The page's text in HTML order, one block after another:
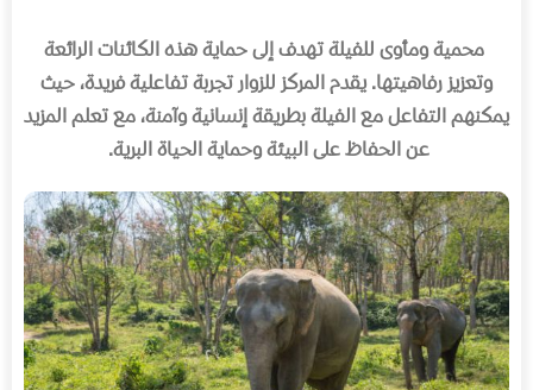
محمية ومأوى للفيلة تهدف إلى حماية هذه الكائنات الرائعة
وتعزيز رفاهيتها.يقدم المركز للزوار تجربة تفاعلية فريدة، حيث
يمكنهم التفاعل مع الفيلة بطريقة إنسانية وآمنة، مع تعلم المزيد
عن الحفاظ على البيئة وحماية الحياة البرية.